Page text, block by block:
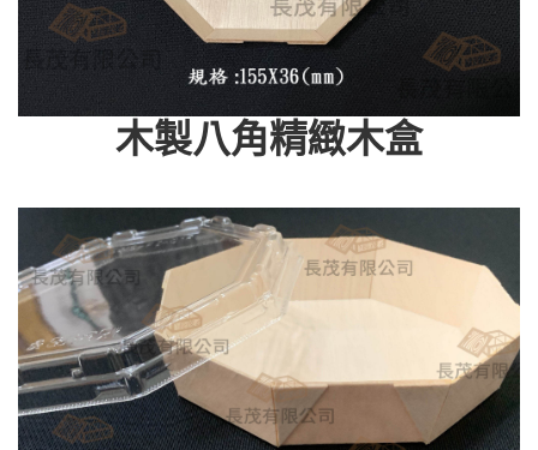
木製八角精緻木盒